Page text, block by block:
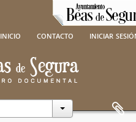
inicio contacto iniciar